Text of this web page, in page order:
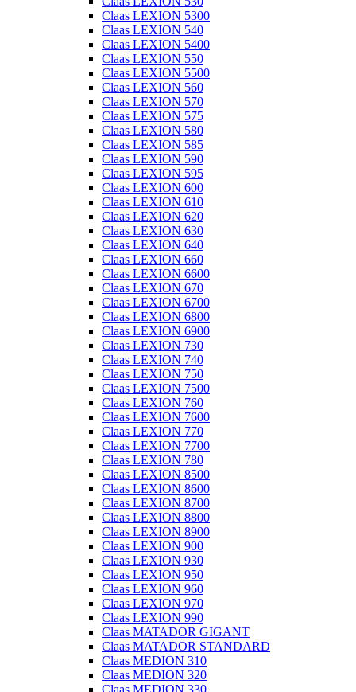
Claas LEXION 5300
Claas LEXION 540
Claas LEXION 5400
Claas LEXION 550
Claas LEXION 5500
Claas LEXION 560
Claas LEXION 570
Claas LEXION 575
Claas LEXION 580
Claas LEXION 585
Claas LEXION 590
Claas LEXION 595
Claas LEXION 600
Claas LEXION 610
Claas LEXION 620
Claas LEXION 630
Claas LEXION 640
Claas LEXION 660
Claas LEXION 6600
Claas LEXION 670
Claas LEXION 6700
Claas LEXION 6800
Claas LEXION 6900
Claas LEXION 730
Claas LEXION 740
Claas LEXION 750
Claas LEXION 7500
Claas LEXION 760
Claas LEXION 7600
Claas LEXION 770
Claas LEXION 7700
Claas LEXION 780
Claas LEXION 8500
Claas LEXION 8600
Claas LEXION 8700
Claas LEXION 8800
Claas LEXION 8900
Claas LEXION 900
Claas LEXION 930
Claas LEXION 950
Claas LEXION 960
Claas LEXION 970
Claas LEXION 990
Claas MATADOR GIGANT
Claas MATADOR STANDARD
Claas MEDION 310
Claas MEDION 320
Claas MEDION 330